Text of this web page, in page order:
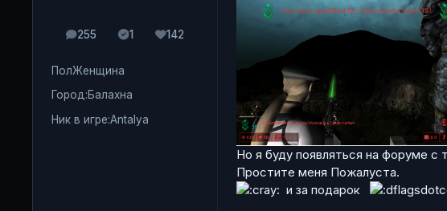
255
сообщения
1
Solutions142
Репутация
ПолЖенщина
Город:Балахна
Ник в игре:Antalya
Но я буду появляться на форуме с
Простите меня Пожалуста.
и за подарок